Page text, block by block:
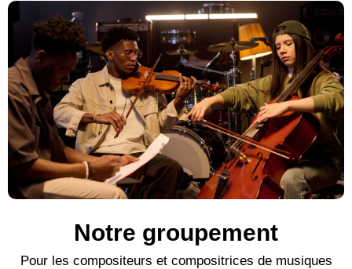
Notre groupement
Pour les compositeurs et compositrices de musiques